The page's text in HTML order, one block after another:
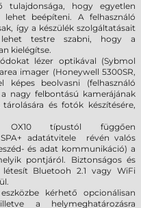
tulajdonsága, hogy egyetlen
beépíteni. A felhasználó
így a készülék szolgáltatásait
testre szabni, hogy a
kielégítse.
lézer optikával (Sybmol
imager (Honeywell 5300SR,
képes beolvasni (felhasználó
nagy felbontású kamerájának
és fotók készítésére,
típustól függően
HSPA+ adatátvitele révén valós
és adat kommunikáció) a
pontjáról. Biztonságos és
Bluetooh 2.1 vagy WiFi
kérhető opcionálisan
a helymeghatározásra